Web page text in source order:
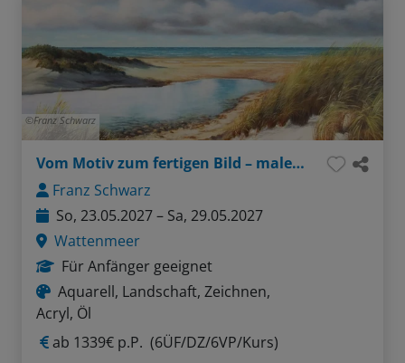
Franz Schwarz
Vom Motiv zum fertigen Bild – malerisches Wattenmeer
Franz Schwarz
So, 23.05.2027 – Sa, 29.05.2027
Wattenmeer
Für Anfänger geeignet
Aquarell, Landschaft, Zeichnen,
Acryl, Öl
ab 1339€ p.P. (6ÜF/DZ/6VP/Kurs)